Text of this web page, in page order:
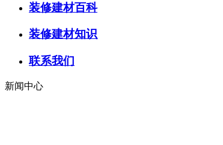
装修建材百科
装修建材知识
联系我们
新闻中心